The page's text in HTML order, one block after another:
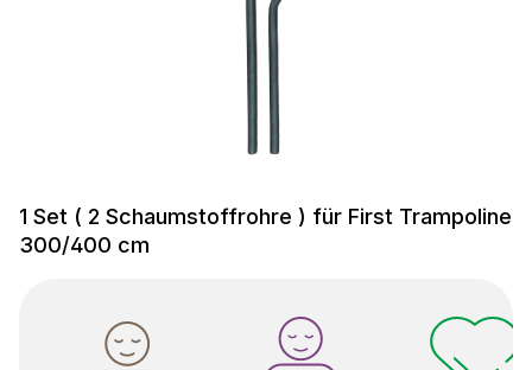
1 Set ( 2 Schaumstoffrohre ) für First Trampoline
300/400 cm